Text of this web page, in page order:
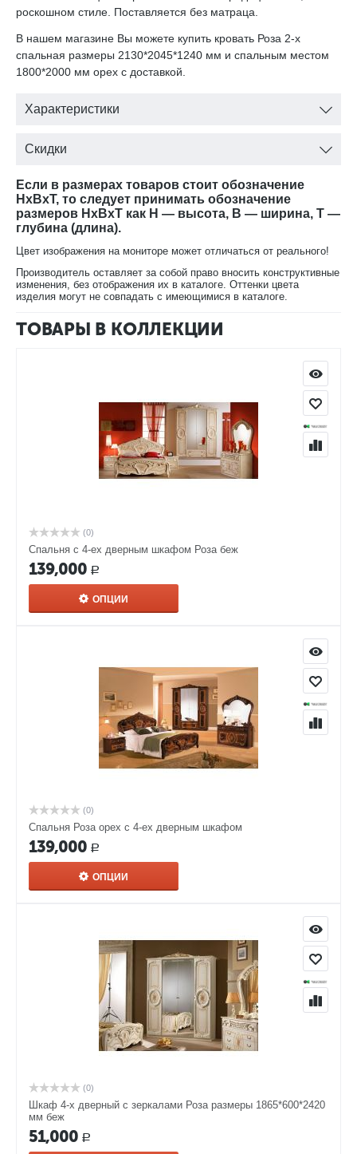
роскошном стиле. Поставляется без матраца.
В нашем магазине Вы можете купить кровать Роза 2-х
спальная размеры 2130*2045*1240 мм и спальным местом
1800*2000 мм орех с доставкой.
Характеристики
Скидки
Если в размерах товаров стоит обозначение
HxBxT, то следует принимать обозначение
размеров HxBxT как H — высота, B — ширина, T —
глубина (длина).
Цвет изображения на мониторе может отличаться от реального!
Производитель оставляет за собой право вносить конструктивные
изменения, без отображения их в каталоге. Оттенки цвета
изделия могут не совпадать с имеющимися в каталоге.
ТОВАРЫ В КОЛЛЕКЦИИ
(0)
Спальня с 4-ех дверным шкафом Роза беж
139,000 Р
ОПЦИИ
(0)
Спальня Роза орех с 4-ех дверным шкафом
139,000 Р
ОПЦИИ
(0)
Шкаф 4-х дверный с зеркалами Роза размеры 1865*600*2420
мм беж
51,000 Р